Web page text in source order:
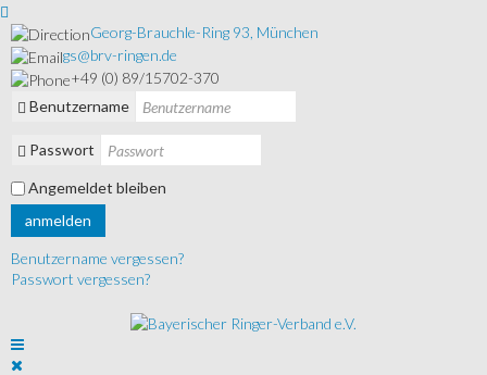
Georg-Brauchle-Ring 93, München
gs@brv-ringen.de
+49 (0) 89/15702-370
Benutzername
Passwort
Angemeldet bleiben
anmelden
Benutzername vergessen?
Passwort vergessen?